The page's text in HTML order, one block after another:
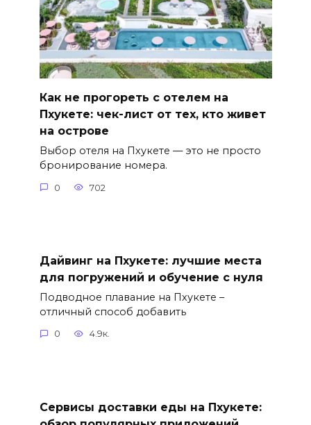
Как не прогореть с отелем на
Пхукете: чек-лист от тех, кто живет
на острове
Выбор отеля на Пхукете — это не просто
бронирование номера.
0 702
Дайвинг на Пхукете: лучшие места
для погружений и обучение с нуля
Подводное плавание на Пхукете –
отличный способ добавить
0 4.9к.
Сервисы доставки еды на Пхукете: